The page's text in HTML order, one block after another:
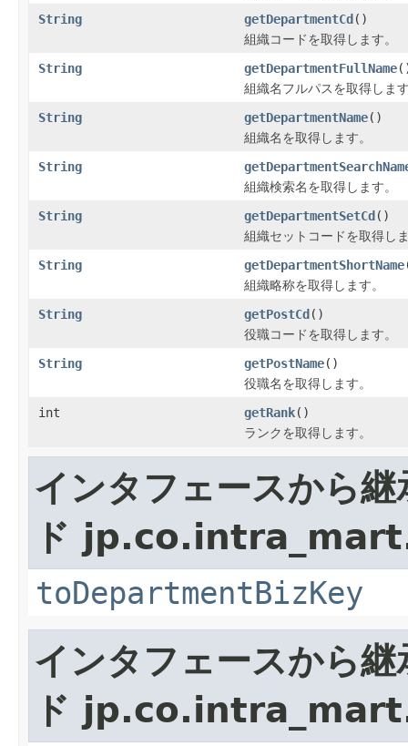
String
getDepartmentCd()
組織コードを取得します。
String
getDepartmentFullName
組織名フルパスを取得しま
String
getDepartmentName()
組織名を取得します。
String
組織検索名を取得します。
String
getDepartmentSetCd()
組織セットコードを取得し
String
getDepartmentShortName
組織略称を取得します。
String
getPostCd()
役職コードを取得します。
String
getPostName()
役職名を取得します。
int
getRank()
ランクを取得します。
インタフェースから
ド
toDepartmentBizKey
インタフェースから
ド